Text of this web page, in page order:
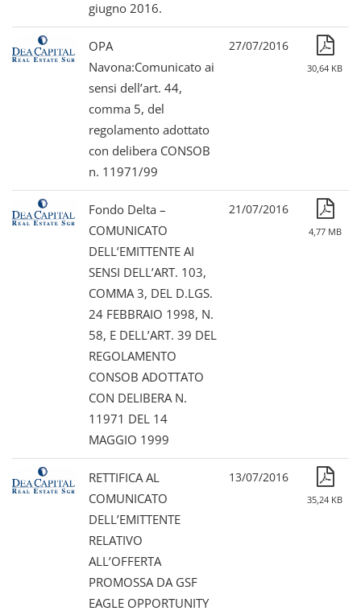
giugno 2016.
OPA
Navona:Comunicato ai
sensi dell’art. 44,
comma 5, del
regolamento adottato
con delibera CONSOB
n. 11971/99
27/07/2016
30,64 KB
Fondo Delta –
COMUNICATO
DELL’EMITTENTE AI
SENSI DELL’ART. 103,
COMMA 3, DEL D.LGS.
24 FEBBRAIO 1998, N.
58, E DELL’ART. 39 DEL
REGOLAMENTO
CONSOB ADOTTATO
CON DELIBERA N.
11971 DEL 14
MAGGIO 1999
21/07/2016
4,77 MB
RETTIFICA AL
COMUNICATO
DELL’EMITTENTE
RELATIVO
ALL’OFFERTA
PROMOSSA DA GSF
EAGLE OPPORTUNITY
13/07/2016
35,24 KB